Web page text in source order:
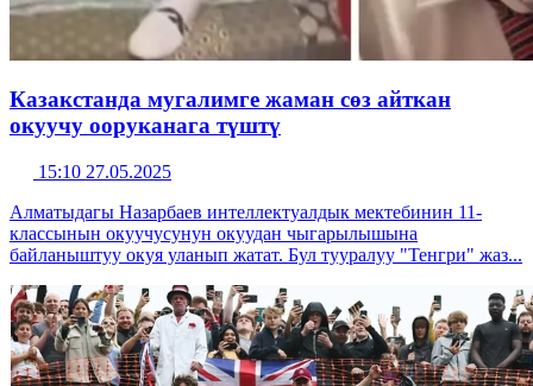
Казакстанда мугалимге жаман сөз айткан
окуучу ооруканага түштү
15:10 27.05.2025
Алматыдагы Назарбаев интеллектуалдык мектебинин 11-
классынын окуучусунун окуудан чыгарылышына
байланыштуу окуя уланып жатат. Бул тууралуу "Тенгри" жаз...